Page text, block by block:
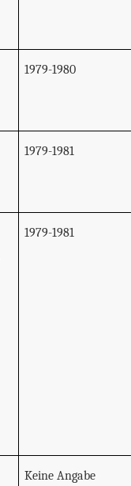
1979-1980
1979-1981
1979-1981
Keine Angabe